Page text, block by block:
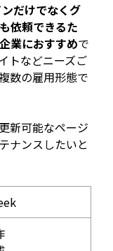
だけでなくグ
依頼できるた
業におすすめで
トなどニーズご
数の雇用形態で
新可能なページ
ナンスしたいと